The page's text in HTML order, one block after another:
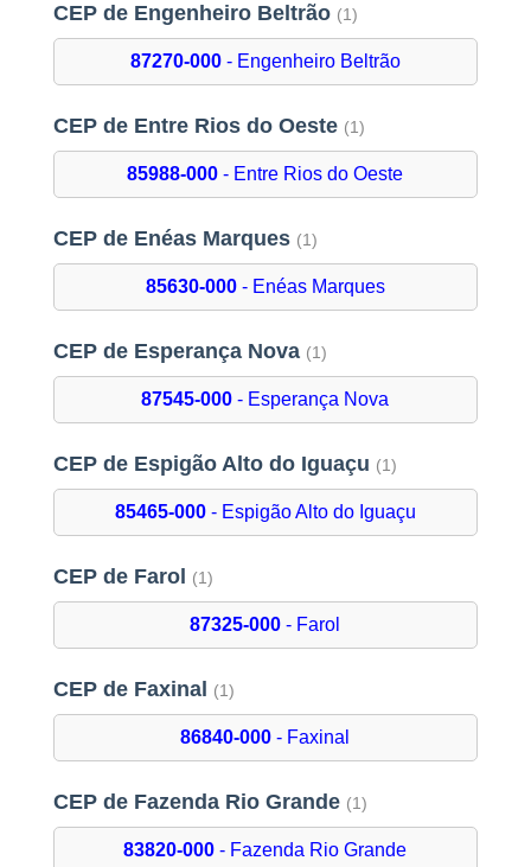
CEP de Engenheiro Beltrão (1)
87270-000- Engenheiro Beltrão
CEP de Entre Rios do Oeste (1)
85988-000 - Entre Rios do Oeste
CEP de Enéas Marques (1)
85630-000- Enéas Marques
CEP de Esperança Nova (1)
87545-000 - Esperança Nova
CEP de Espigão Alto do Iguaçu (1)
85465-000- Espigão Alto do Iguaçu
CEP de Farol (1)
87325-000 - Farol
CEP de Faxinal (1)
86840-000 - Faxinal
CEP de Fazenda Rio Grande (1)
83820-000 - Fazenda Rio Grande